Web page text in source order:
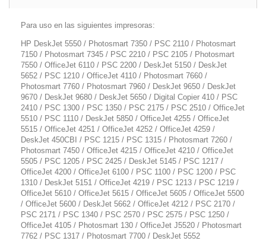
Para uso en las siguientes impresoras:
HP DeskJet 5550 / Photosmart 7350 / PSC 2110 / Photosmart
7150 / Photosmart 7345 / PSC 2210 / PSC 2105 / Photosmart
7550 / OfficeJet 6110 / PSC 2200 / DeskJet 5150 / DeskJet
5652 / PSC 1210 / OfficeJet 4110 / Photosmart 7660 /
Photosmart 7760 / Photosmart 7960 / DeskJet 9650 / DeskJet
9670 / DeskJet 9680 / DeskJet 5650 / Digital Copier 410 / PSC
2410 / PSC 1300 / PSC 1350 / PSC 2175 / PSC 2510 / OfficeJet
5510 / PSC 1110 / DeskJet 5850 / OfficeJet 4255 / OfficeJet
5515 / OfficeJet 4251 / OfficeJet 4252 / OfficeJet 4259 /
DeskJet 450CBI / PSC 1215 / PSC 1315 / Photosmart 7260 /
Photosmart 7450 / OfficeJet 4215 / OfficeJet 4210 / OfficeJet
5505 / PSC 1205 / PSC 2425 / DeskJet 5145 / PSC 1217 /
OfficeJet 4200 / OfficeJet 6100 / PSC 1100 / PSC 1200 / PSC
1310 / DeskJet 5151 / OfficeJet 4219 / PSC 1213 / PSC 1219 /
OfficeJet 5610 / OfficeJet 5615 / OfficeJet 5605 / OfficeJet 5500
/ OfficeJet 5600 / DeskJet 5662 / OfficeJet 4212 / PSC 2170 /
PSC 2171 / PSC 1340 / PSC 2570 / PSC 2575 / PSC 1250 /
OfficeJet 4105 / Photosmart 130 / OfficeJet J5520 / Photosmart
7762 / PSC 1317 / Photosmart 7700 / DeskJet 5552